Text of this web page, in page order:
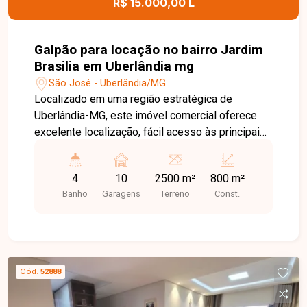
R$ 15.000,00 L
Galpão para locação no bairro Jardim
Brasilia em Uberlândia mg
São José - Uberlândia/MG
Localizado em uma região estratégica de
Uberlândia-MG, este imóvel comercial oferece
excelente localização, fácil acesso às principais
que necessitam de amplo espaço operacional. A
posição privilegiada, com acesso por duas ruas,
proporciona mais praticidade para logística,
de área total e cerca de 800m² de área
construída, composto por escritório com
banheiro, área destinada ao refeitório, banheiro
4
Banho
10
Garagens
2500 m²
Terreno
800 m²
Const.
Cód. 52888